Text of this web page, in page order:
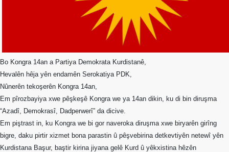
Merkez
Yönetim
Kurulu
Kadın
Kolları
Parti
Meclisi
Bo Kongra 14an a Partiya Demokrata Kurdistanê,
Hevalên hêja yên endamên Serokatiya PDK,
Nûnerên tekoşerên Kongra 14an,
Em pîrozbayiya xwe pêşkeşê Kongra we ya 14an dikin, ku di bin diruşma
“Azadî, Demokrasî, Dadperwerî” da dicive.
Em piştrast in, ku Kongra we bi gor naveroka diruşma xwe biryarên girîng
bigre, daku pirtir xizmet bona parastin û pêşvebirina detkevtiyên netewî yên
Kurdistana Başur, baştir kirina jiyana gelê Kurd û yêkxistina hêzên